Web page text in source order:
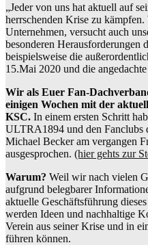
„Jeder von uns hat aktuell auf
herrschenden Krise zu
Unternehmen, versucht auch
besonderen Herausforderungen
beispielsweise die
15.Mai 2020 und die
Wir als Euer Fan-
einigen Wochen mit der
KSC. In einem ersten Schritt
ULTRA1894 und den Fanclubs
Michael Becker am vergangen
ausgesprochen. (hier gehts zur
Warum? Weil wir nach vielen
aufgrund belegbarer
aktuelle Geschäftsführung
werden Ideen und nachhaltige
Verein aus seiner Krise und in
führen können.